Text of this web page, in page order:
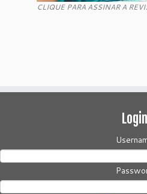
CLIQUE PARA ASSINAR A
Login